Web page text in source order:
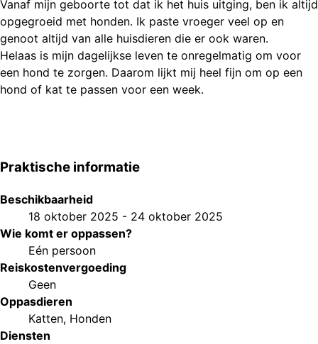
Vanaf mijn geboorte tot dat ik het huis uitging, ben ik altijd
opgegroeid met honden. Ik paste vroeger veel op en
genoot altijd van alle huisdieren die er ook waren.
Helaas is mijn dagelijkse leven te onregelmatig om voor
een hond te zorgen. Daarom lijkt mij heel fijn om op een
hond of kat te passen voor een week.
Praktische informatie
Beschikbaarheid
18 oktober 2025 - 24 oktober 2025
Wie komt er oppassen?
Eén persoon
Reiskostenvergoeding
Geen
Oppasdieren
Katten, Honden
Diensten